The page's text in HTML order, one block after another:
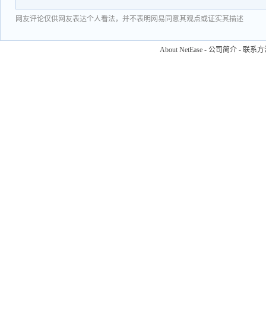
网友评论仅供网友表达个人看法，并不表明网易同意其观点或证实其描述
About NetEase - 公司简介 - 联系方